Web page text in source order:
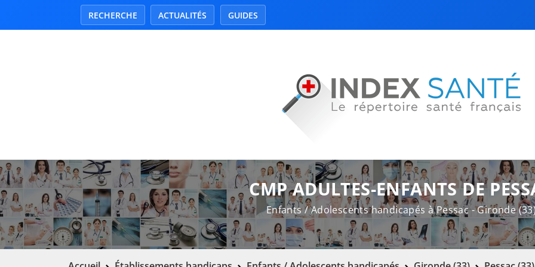
RECHERCHE ACTUALITÉS GUIDES
CMP ADULTES-ENFANTS DE
Enfants / Adolescents handicapés à Pessac - Gironde